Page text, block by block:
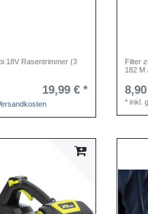
18V Rasentrimmer (3
19,99 € *
Filter
182 M
*inkl.